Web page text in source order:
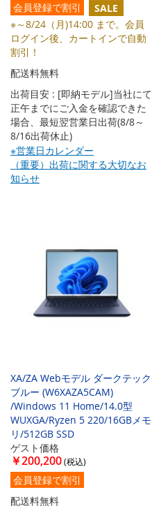
会員登録で割引
SALE
※～8/24（月)14:00 まで。会員
ログイン後、カートインで自動
割引！
配送料無料
出荷目安 : [即納モデル]当社にて
正午までにご入金を確認できた
場合、最短翌営業日出荷(8/8～
8/16出荷休止)
※営業日カレンダー
（重要）出荷に関する大切なお
知らせ
XA/ZA Webモデル ダークテック
ブルー (W6XAZA5CAM)
/Windows 11 Home/14.0型
WUXGA/Ryzen 5 220/16GBメモ
リ/512GB SSD
ゲスト価格
￥200,200
会員登録で割引
配送料無料